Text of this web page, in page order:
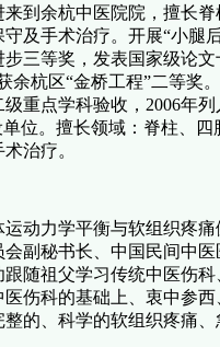
到余杭中医院院，擅长
及手术治疗。开展“小腿
三等奖，发表国家级论
余杭区“金桥工程”二等奖
重点学科验收， 2006年列
位。擅长领域：脊柱、
治疗。
运动力学平衡与软组织疼
副秘书长、中国民间中
随祖父学习传统中医伤
伤科的基础上、衷中参
的、科学的软组织疼痛